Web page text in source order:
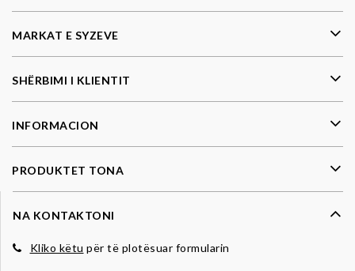
MARKAT E SYZEVE
SHËRBIMI I KLIENTIT
INFORMACION
PRODUKTET TONA
NA KONTAKTONI
Kliko këtu për të plotësuar formularin